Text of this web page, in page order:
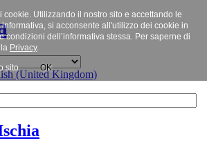
i cookie. Utilizzando il nostro sito e accettando le
si acconsente all'utilizzo dei cookie in
condizioni dell’informativa stessa. Per saperne di
Privacy.
sito. OK